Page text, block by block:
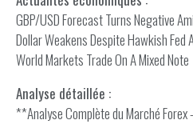
GBP/USD Forecast Turns Negative
Dollar Weakens Despite Hawkish Fed
World Markets Trade On A Mixed Note
Analyse détaillée :
**Analyse Complète du Marché Forex